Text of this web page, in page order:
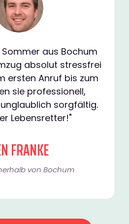
aus Bochum
absolut stressfrei
ersten Anruf bis zum
sie professionell,
sorgfältig.
Lebensretter!"
FRANKE
von Bochum​